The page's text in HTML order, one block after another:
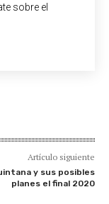
sobre el
Artículo siguiente
y sus posibles
planes el final 2020